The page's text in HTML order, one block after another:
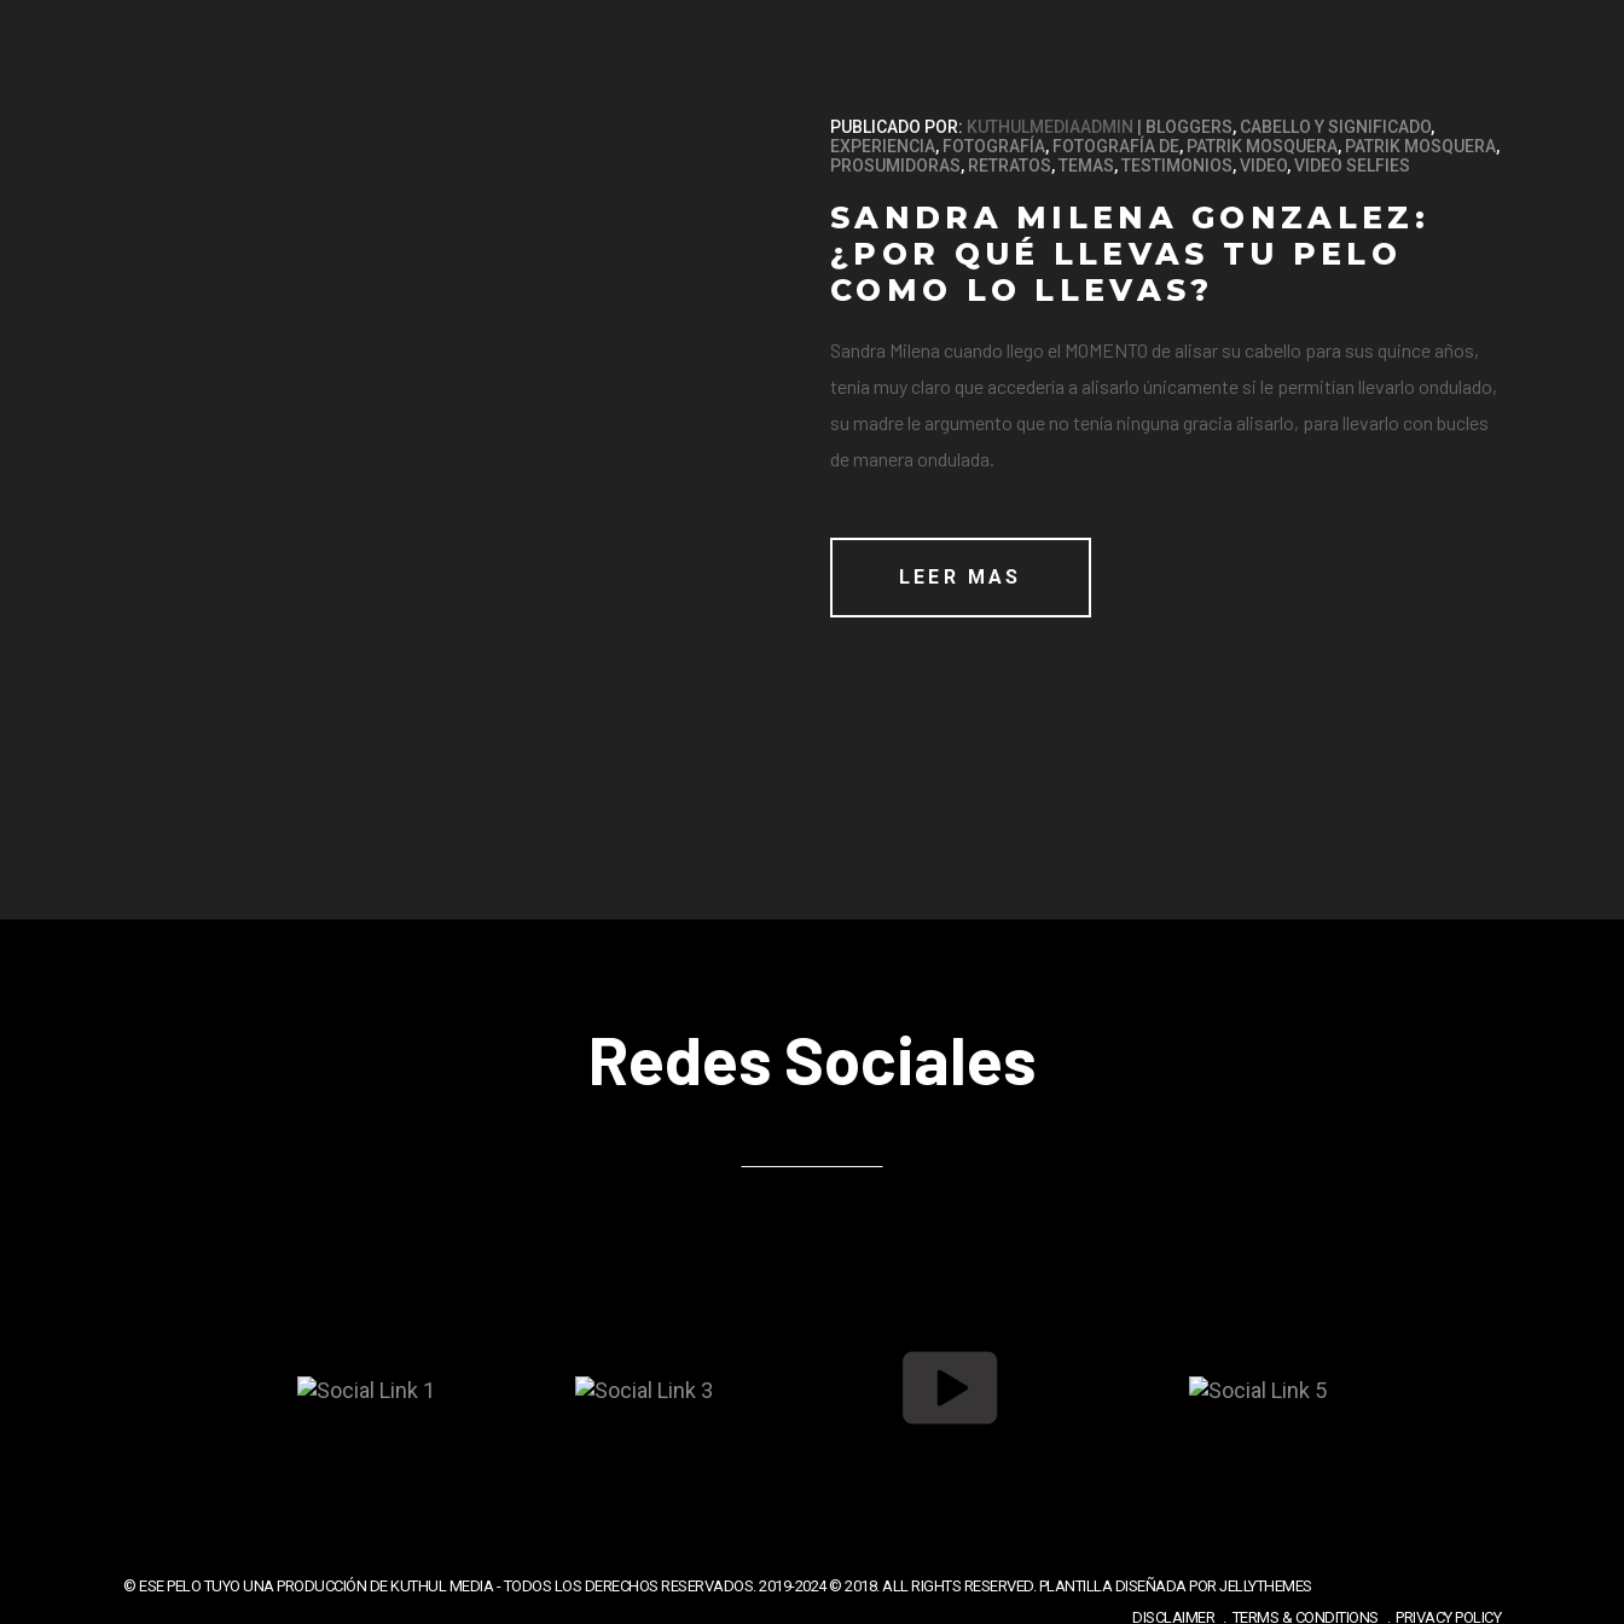
PUBLICADO POR: KUTHULMEDIAADMIN BLOGGERS, CABELLO Y SIGNIFICADO,
EXPERIENCIA, FOTOGRAFÍA, FOTOGRAFÍA DE, PATRIK MOSQUERA, PATRIK MOSQUERA,
PROSUMIDORAS, RETRATOS,TEMAS,TESTIMONIOS,VIDEO,VIDEO SELFIES
SANDRA MILENA GONZALEZ:
¿POR QUÉ LLEVAS TU PELO
COMO LO LLEVAS?
Sandra Milena cuando llego el MOMENTO de alisar su cabello para sus quince años,
tenía muy claro que accedería a alisarlo únicamente si le permitían llevarlo ondulado,
su madre le argumento que no tenía ninguna gracia alisarlo, para llevarlo con bucles
de manera ondulada.
LEER MAS
Redes Sociales
© ESE PELO TUYO UNA PRODUCCIÓN DE KUTHUL MEDIA - TODOS LOS DERECHOS RESERVADOS. 2019-2024 © 2018. ALL RIGHTS RESERVED. PLANTILLA DISEÑADA POR JELLYTHEMES
DISCLAIMER
TERMS & CONDITIONS PRIVACY POLICY